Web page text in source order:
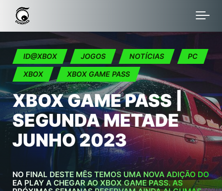
Skip to main content
ID@XBOX JOGOS NOTÍCIAS PC
XBOX XBOX GAME PASS
XBOX GAME PASS |
SEGUNDA METADE
JUNHO 2023
NO FINAL DESTE MÊS TEMOS UMA NOVA ADIÇÃO DO
EA PLAY A CHEGAR AO XBOX GAME PASS. AS